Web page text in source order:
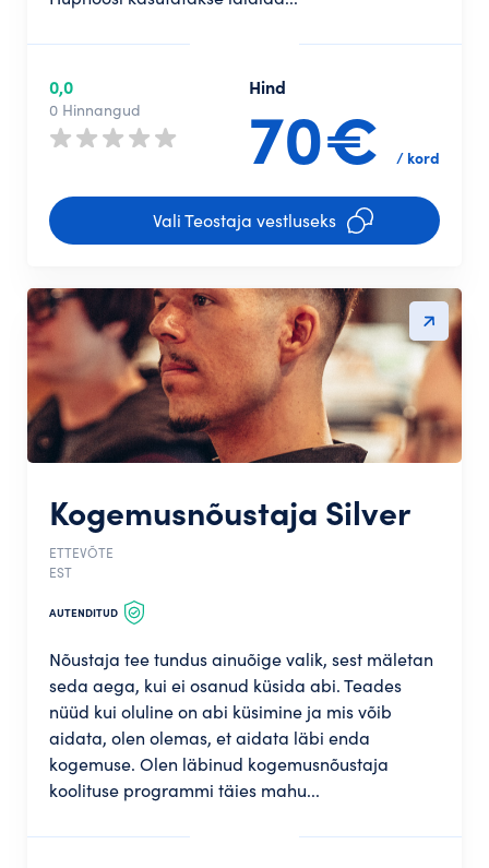
Vali Teostaja vestluseks
Hind
70€ / kord
0,0
0 Hinnangud
Kogemusnõustaja Silver
ETTEVÕTE
EST
AUTENDITUD
Nõustaja tee tundus ainuõige valik, sest mäletan
seda aega, kui ei osanud küsida abi. Teades
nüüd kui oluline on abi küsimine ja mis võib
aidata, olen olemas, et aidata läbi enda
kogemuse. Olen läbinud kogemusnõustaja
koolituse programmi täies mahu...